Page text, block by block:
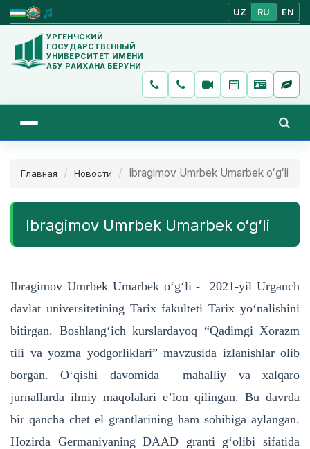
UZ RU EN
УРГЕНЧСКИЙ
ГОСУДАРСТВЕННЫЙ
УНИВЕРСИТЕТ ИМЕНИ
АБУ РАЙХАНА БЕРУНИ
Главная Новости Ibragimov Umrbek Umarbek oʻgʻli
Ibragimov Umrbek Umarbek oʻgʻli
Ibragimov Umrbek Umarbek oʻgʻli - 2021-yil Urganch
davlat universitetining Tarix fakulteti Tarix yoʻnalishini
bitirgan. Boshlangʻich kurslardayoq “Qadimgi Xorazm
tili va yozma yodgorliklari” mavzusida izlanishlar olib
borgan. Oʻqishi davomida mahalliy va xalqaro
jurnallarda ilmiy maqolalari e’lon qilingan. Bu davrda
bir qancha chet el grantlarining ham sohibiga aylangan.
Hozirda Germaniyaning DAAD granti gʻolibi sifatida